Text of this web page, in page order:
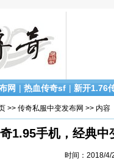
网 | 热血传奇sf | 新开1.76
>> 传奇私服中变发布网 >> 内容
1.95手机，经典
时间：2018/4/